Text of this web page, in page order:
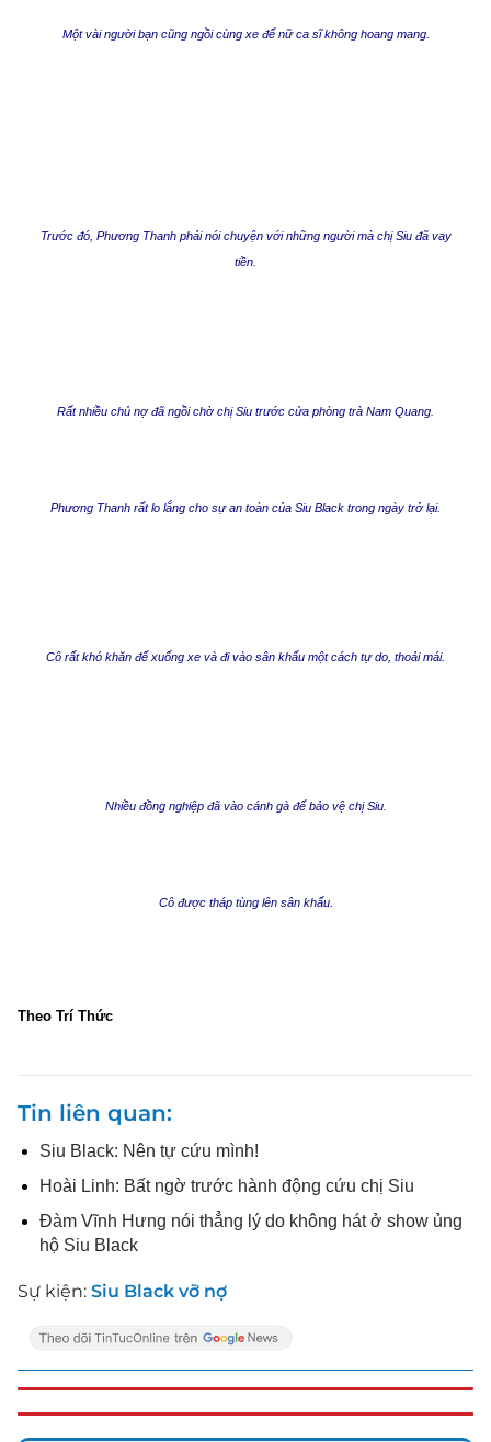
Một vài người bạn cũng ngồi cùng xe để nữ ca sĩ không hoang mang.
Trước đó, Phương Thanh phải nói chuyện với những người mà chị Siu đã vay
tiền.
Rất nhiều chủ nợ đã ngồi chờ chị Siu trước cửa phòng trà Nam Quang.
Phương Thanh rất lo lắng cho sự an toàn của Siu Black trong ngày trở lại.
Cô rất khó khăn để xuống xe và đi vào sân khấu một cách tự do, thoải mái.
Nhiều đồng nghiệp đã vào cánh gà để bảo vệ chị Siu.
Cô được tháp tùng lên sân khấu.
Theo Trí Thức
Tin liên quan
Siu Black: Nên tự cứu mình!
Hoài Linh: Bất ngờ trước hành động cứu chị Siu
Đàm Vĩnh Hưng nói thẳng lý do không hát ở show ủng
hộ Siu Black
Sự kiện: Siu Black vỡ nợ